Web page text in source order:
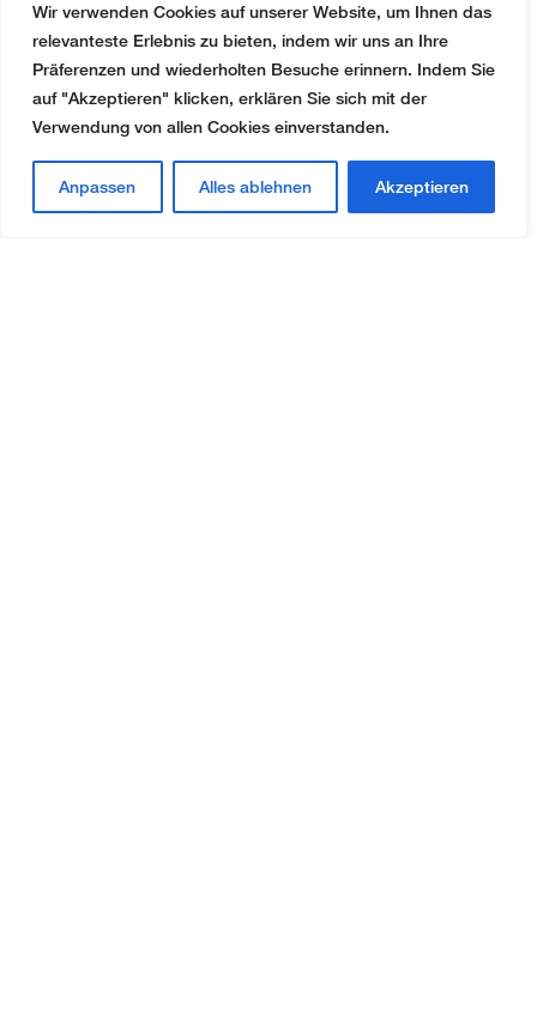
Wir verwenden Cookies auf unserer Website, um Ihnen das
relevanteste Erlebnis zu bieten, indem wir uns an Ihre
Präferenzen und wiederholten Besuche erinnern. Indem Sie
auf "Akzeptieren" klicken, erklären Sie sich mit der
Verwendung von allen Cookies einverstanden.
Anpassen Alles ablehnen Akzeptieren
Kontakt